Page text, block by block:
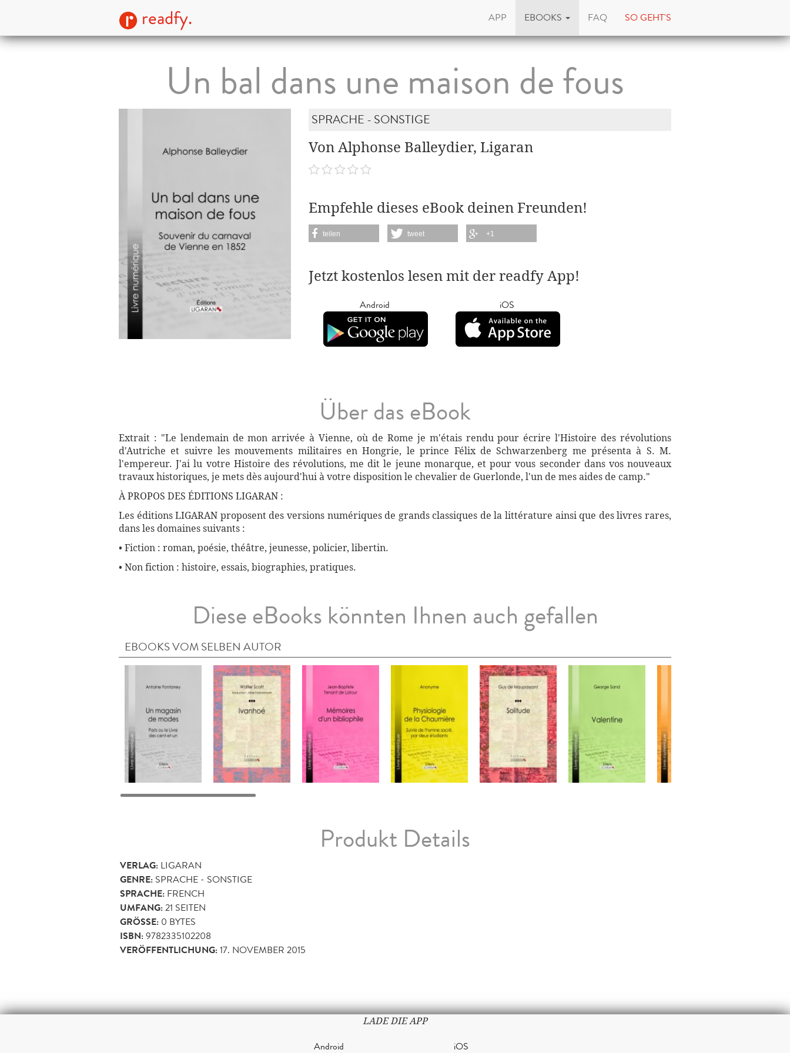
readfy. APP EBOOKS FAQ SO GEHT'S
Un bal dans une maison de fous
SPRACHE - SONSTIGE
Von Alphonse Balleydier, Ligaran
Empfehle dieses eBook deinen Freunden!
teilen tweet +1
Jetzt kostenlos lesen mit der readfy App!
Android iOS
Über das eBook
Extrait : "Le lendemain de mon arrivée à Vienne, où de Rome je m'étais rendu pour écrire l'Histoire des révolutions
d'Autriche et suivre les mouvements militaires en Hongrie, le prince Félix de Schwarzenberg me présenta à S. M.
l'empereur. J'ai lu votre Histoire des révolutions, me dit le jeune monarque, et pour vous seconder dans vos nouveaux
travaux historiques, je mets dès aujourd'hui à votre disposition le chevalier de Guerlonde, l'un de mes aides de camp."
À PROPOS DES ÉDITIONS LIGARAN :
Les éditions LIGARAN proposent des versions numériques de grands classiques de la littérature ainsi que des livres rares,
dans les domaines suivants :
• Fiction : roman, poésie, théâtre, jeunesse, policier, libertin.
• Non fiction : histoire, essais, biographies, pratiques.
Diese eBooks könnten Ihnen auch gefallen
EBOOKS VOM SELBEN AUTOR
Produkt Details
VERLAG: LIGARAN
GENRE: SPRACHE - SONSTIGE
SPRACHE: FRENCH
UMFANG:21 SEITEN
GRÖSSE: 0 BYTES
ISBN:9782335102208
VERÖFFENTLICHUNG:17. NOVEMBER 2015
LADE DIE APP
Android iOS